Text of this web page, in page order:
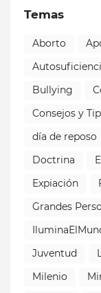
Temas
Aborto
Bullying
Consejos y
día de reposo
Doctrina
Expiación
Grandes
Juventud
Milenio